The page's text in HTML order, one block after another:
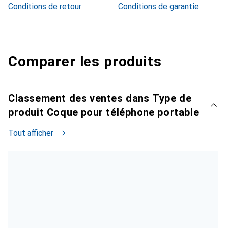
Conditions de retour
Conditions de garantie
Comparer les produits
Classement des ventes dans Type de
produit Coque pour téléphone portable
Tout afficher